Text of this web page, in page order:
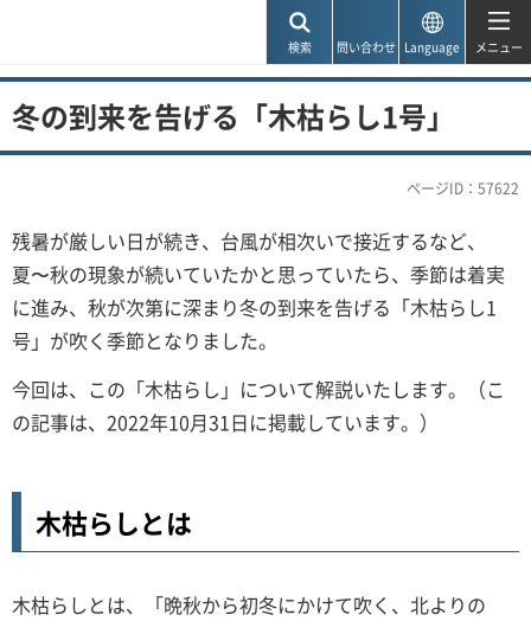
検索 問い合わせ Language メニュー
冬の到来を告げる「木枯らし1号」
ページID：57622
残暑が厳しい日が続き、台風が相次いで接近するなど、
夏〜秋の現象が続いていたかと思っていたら、季節は着実
に進み、秋が次第に深まり冬の到来を告げる「木枯らし1
号」が吹く季節となりました。
今回は、この「木枯らし」について解説いたします。（こ
の記事は、2022年10月31日に掲載しています。）
木枯らしとは
木枯らしとは、「晩秋から初冬にかけて吹く、北よりの